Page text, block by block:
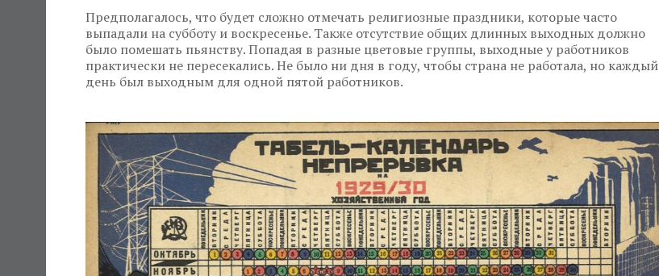
Предполагалось, что будет сложно отмечать религиозные праздники, которые часто
выпадали на субботу и воскресенье. Также отсутствие общих длинных выходных должно
было помешать пьянству. Попадая в разные цветовые группы, выходные у работников
практически не пересекались. Не было ни дня в году, чтобы страна не работала, но каждый
день был выходным для одной пятой работников.